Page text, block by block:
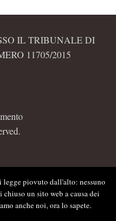
IL TRIBUNALE DI
11705/2015
piovuto dall'alto: nessuno
chiuso un sito web a causa dei
anche noi, ora lo sapete.